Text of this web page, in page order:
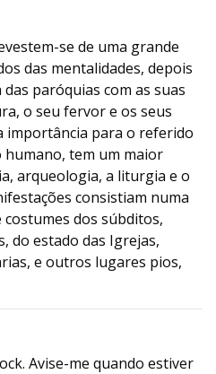
se de uma grande
das mentalidades, depois
paróquias com as suas
o seu fervor e os seus
importância para o referido
tem um maior
arqueologia, a liturgia e o
consistiam numa
dos súbditos,
do estado das Igrejas,
e outros lugares pios,
Avise-me quando estiver